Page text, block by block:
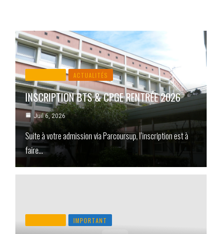
ACTUALITÉS
INSCRIPTION BTS & CPGE RENTRÉE 2026
Juil 6, 2026
Suite à votre admission via Parcoursup, l’inscription est à
faire…
IMPORTANT